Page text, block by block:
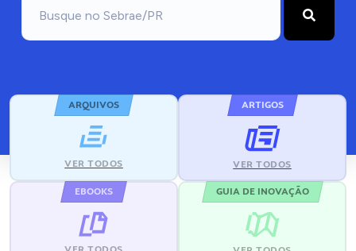
ARQUIVOS
VER TODOS
ARTIGOS
VER TODOS
EBOOKS GUIA DE INOVAÇÃO